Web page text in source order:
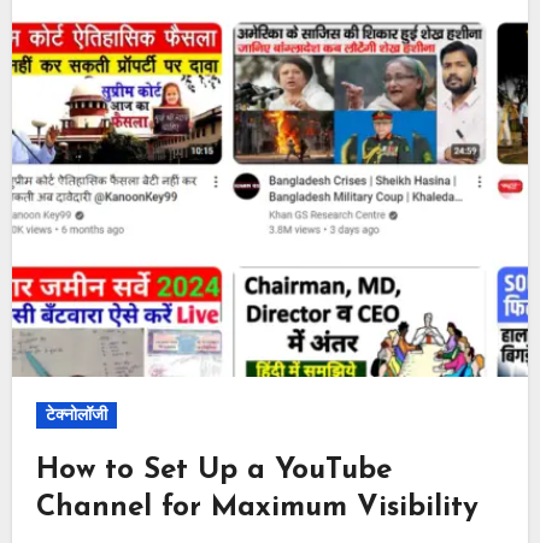
टेक्नोलॉजी
How to Set Up a YouTube
Channel for Maximum Visibility